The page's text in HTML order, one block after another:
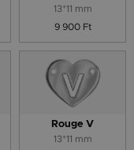
13*11 mm
9 900 Ft
Rouge V
13*11 mm